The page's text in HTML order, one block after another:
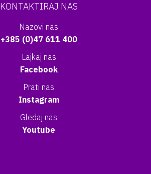
KONTAKTIRAJ NAS
Nazovi nas
+385 (0)47 611 400
Lajkaj nas
Facebook
Prati nas
Instagram
Gledaj nas
Youtube